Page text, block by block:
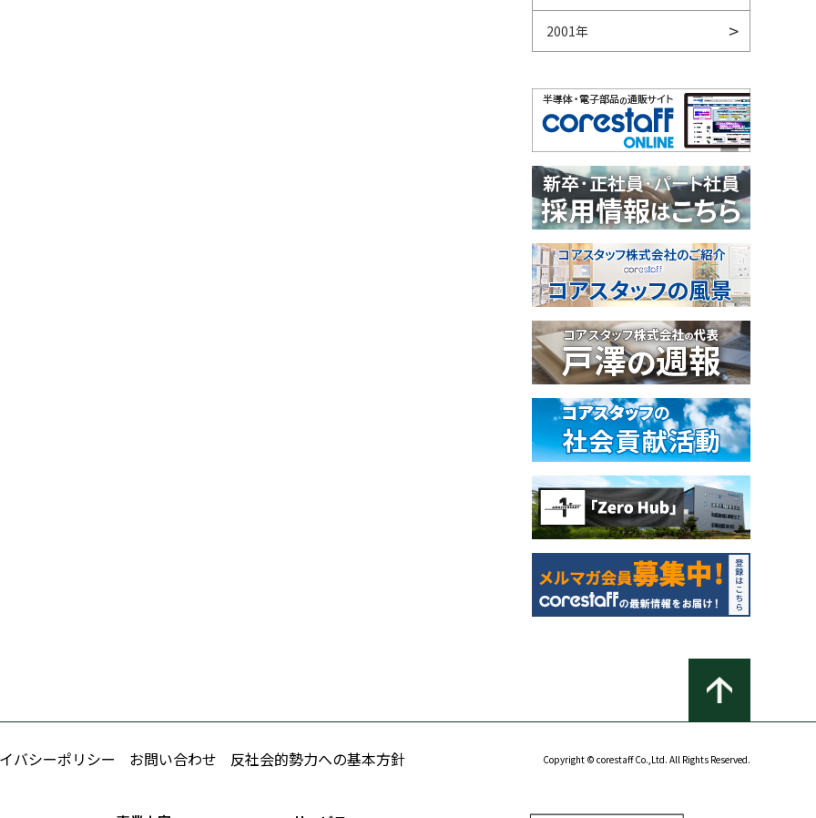
2001年
バシーポリシー お問い合わせ 反社会的勢力への基本方針 Copyright © corestaff Co.,Ltd. All Rights Reserved.